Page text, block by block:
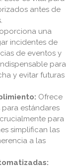
antes de
una
incidentes de
de eventos y
para
y evitar futuras
Ofrece
estándares
crucialmente para
simplifican las
a las